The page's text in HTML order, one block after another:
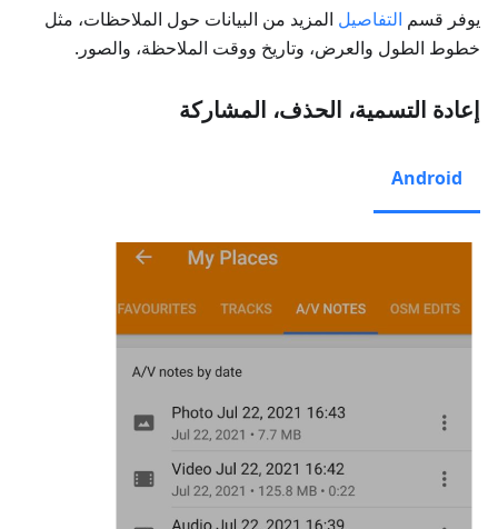
يوفر قسم التفاصيل المزيد من البيانات حول الملاحظات، مثل
خطوط الطول والعرض، وتاريخ ووقت الملاحظة، والصور.
إعادة التسمية، الحذف، المشاركة
Android